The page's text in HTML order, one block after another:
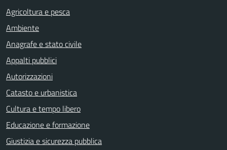
Agricoltura e pesca
Ambiente
Anagrafe e stato civile
Appalti pubblici
Autorizzazioni
Catasto e urbanistica
Cultura e tempo libero
Educazione e formazione
Giustizia e sicurezza pubblica